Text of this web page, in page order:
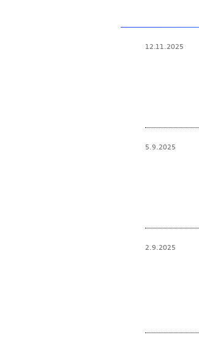
12.11.2025
5.9.2025
2.9.2025